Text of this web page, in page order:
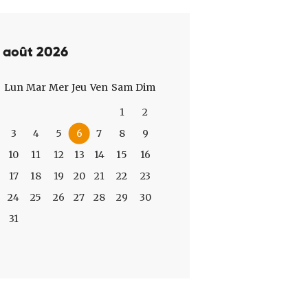
août 2026
Lun Mar Mer Jeu Ven Sam Dim
1
2
3
4 5 6 7 8
9
10
11 12 13 14 15
16
17
18 19 20 21 22
23
24
25 26 27 28 29
30
31